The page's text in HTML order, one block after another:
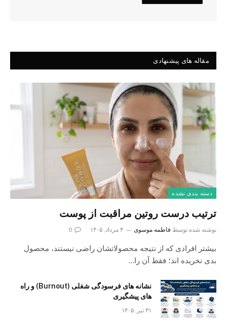
مقاله های پیشنهادی
دسته بندی نشده
ترتیب درست روتین مراقبت از پوست
نوشته شده توسط فاطمه موسوی ۴ مرداد, ۱۴۰۵ 0
بیشتر افرادی که از نتیجه محصولاتشان راضی نیستند، محصول
بدی نخریده اند؛ فقط آن را…
نشانه های فرسودگی شغلی (Burnout) و راه
های پیشگیری
۳۱ تیر, ۱۴۰۵